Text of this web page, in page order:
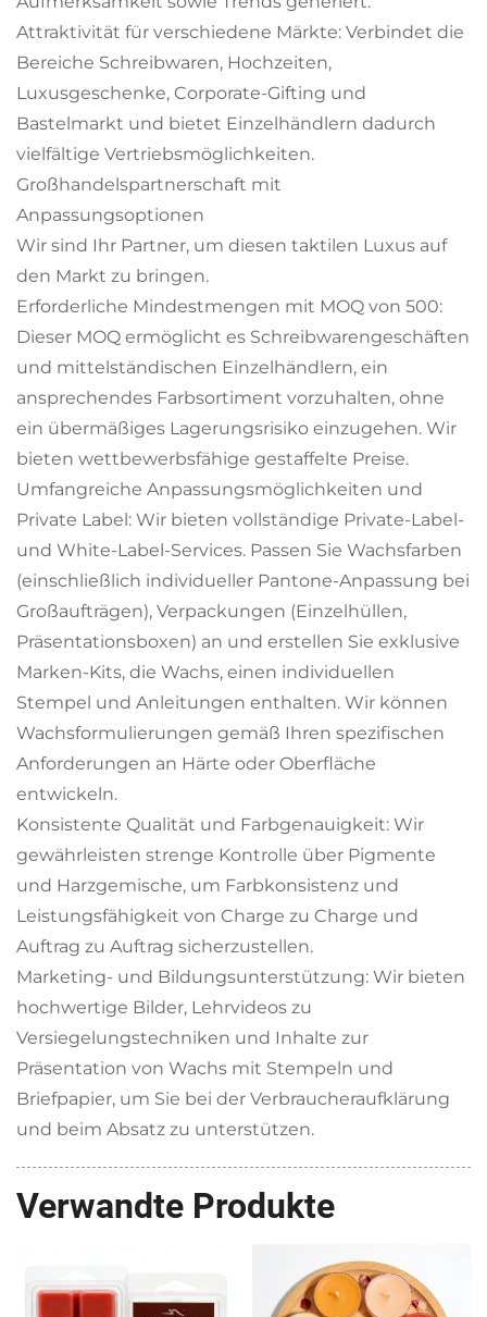
Attraktivität für verschiedene Märkte: Verbindet die
Bereiche Schreibwaren, Hochzeiten,
Luxusgeschenke, Corporate-Gifting und
Bastelmarkt und bietet Einzelhändlern dadurch
vielfältige Vertriebsmöglichkeiten.
Großhandelspartnerschaft mit
Anpassungsoptionen
Wir sind Ihr Partner, um diesen taktilen Luxus auf
den Markt zu bringen.
Erforderliche Mindestmengen mit MOQ von 500:
Dieser MOQ ermöglicht es Schreibwarengeschäften
und mittelständischen Einzelhändlern, ein
ansprechendes Farbsortiment vorzuhalten, ohne
ein übermäßiges Lagerungsrisiko einzugehen. Wir
bieten wettbewerbsfähige gestaffelte Preise.
Umfangreiche Anpassungsmöglichkeiten und
Private Label: Wir bieten vollständige Private-Label-
und White-Label-Services. Passen Sie Wachsfarben
(einschließlich individueller Pantone-Anpassung bei
Großaufträgen), Verpackungen (Einzelhüllen,
Präsentationsboxen) an und erstellen Sie exklusive
Marken-Kits, die Wachs, einen individuellen
Stempel und Anleitungen enthalten. Wir können
Wachsformulierungen gemäß Ihren spezifischen
Anforderungen an Härte oder Oberfläche
entwickeln.
Konsistente Qualität und Farbgenauigkeit: Wir
gewährleisten strenge Kontrolle über Pigmente
und Harzgemische, um Farbkonsistenz und
Leistungsfähigkeit von Charge zu Charge und
Auftrag zu Auftrag sicherzustellen.
Marketing- und Bildungsunterstützung: Wir bieten
hochwertige Bilder, Lehrvideos zu
Versiegelungstechniken und Inhalte zur
Präsentation von Wachs mit Stempeln und
Briefpapier, um Sie bei der Verbraucheraufklärung
und beim Absatz zu unterstützen.
Verwandte Produkte